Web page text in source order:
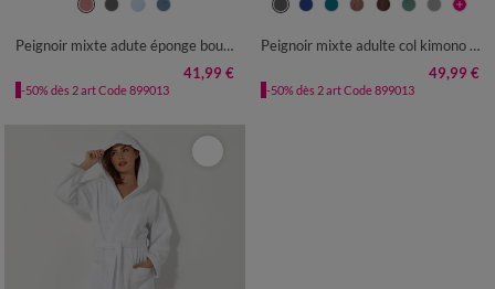
38/40 42/44
Peignoir mixte adute éponge bouclette 1er prix
41,99 €
-50% dès 2 art Code 899013
34/36 38/40 42/44
46/48
Peignoir mixte adulte col kimono - éponge bouclette 380 g/m²
49,99 €
-50% dès 2 art Code 899013